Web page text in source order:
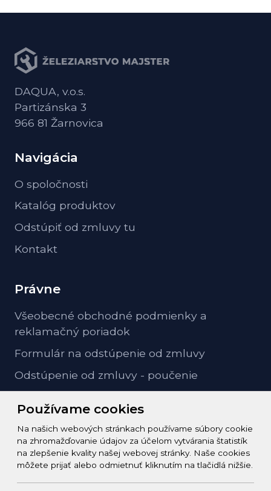
Používame cookies
Na našich webových stránkach používame súbory cookie
na zhromažďovanie údajov za účelom vytvárania štatistík
na zlepšenie kvality našej webovej stránky. Naše cookies
môžete prijať alebo odmietnuť kliknutím na tlačidlá nižšie.
DAQUA, v.o.s.
Partizánska 3
966 81 Žarnovica
Navigácia
O spoločnosti
Katalóg produktov
Odstúpiť od zmluvy tu
Kontakt
Právne
Všeobecné obchodné podmienky a
reklamačný poriadok
Formulár na odstúpenie od zmluvy
Odstúpenie od zmluvy - poučenie
Kontakt
info@zeleziarstvo-majster.sk
+421456812908